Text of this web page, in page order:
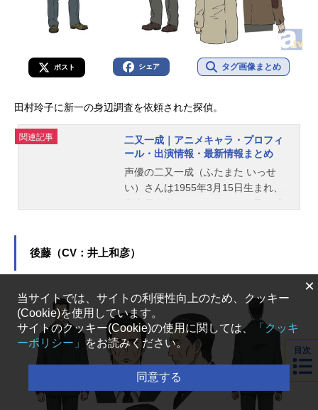
ポスト シェア タグ画像まとめ
田村玲子に新一の身辺調査を依頼された探偵。
関連記事
二又一成｜アニメキャラ・プロフィ
ール・出演情報・最新情報まとめ
声優の二又一成（ふたまた いっせ
い）さんは1955年3月15日生まれ、
後藤（CV：井上和彦）
目次
×
当サイトでは、サイトの利便性向上のため、クッキー
(Cookie)を使用しています。
サイトのクッキー(Cookie)の使用に関しては、
「クッキ
ーポリシー」 をお読みください。
同意する